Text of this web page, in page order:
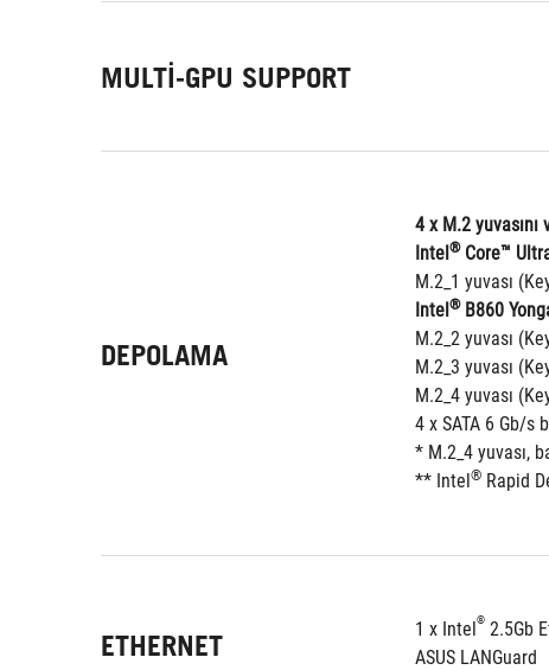
MULTI-GPU SUPPORT
DEPOLAMA
4 x M.2 yuvasını
Intel® Core™
M.2_1 yuvası
Intel® B860
M.2_2 yuvası
M.2_3 yuvası
M.2_4 yuvası
4 x SATA 6 Gb/s
* M.2_4 yuvası,
** Intel® Rapid
ETHERNET 1 x Intel® 2.5Gb
ASUS LANGuard